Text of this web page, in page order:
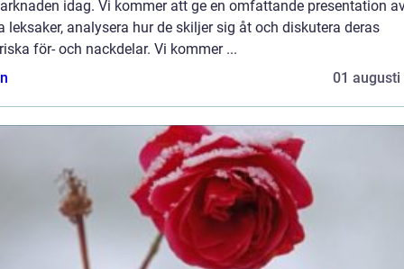
idag. Vi kommer att ge en omfattande presentation
leksaker, analysera hur de skiljer sig åt och diskutera deras
för- och nackdelar. Vi kommer ...
01 augusti